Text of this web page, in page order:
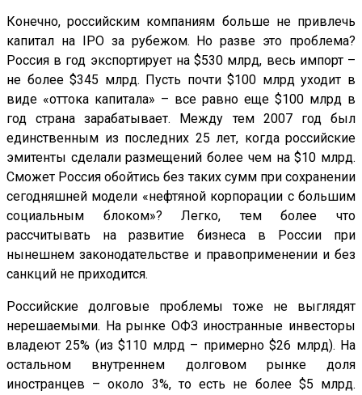
Конечно, российским компаниям больше не привлечь
капитал на IPO за рубежом. Но разве это проблема?
Россия в год экспортирует на $530 млрд, весь импорт –
не более $345 млрд. Пусть почти $100 млрд уходит в
виде «оттока капитала» – все равно еще $100 млрд в
год страна зарабатывает. Между тем 2007 год был
единственным из последних 25 лет, когда российские
эмитенты сделали размещений более чем на $10 млрд.
Сможет Россия обойтись без таких сумм при сохранении
сегодняшней модели «нефтяной корпорации с большим
социальным блоком»? Легко, тем более что
рассчитывать на развитие бизнеса в России при
нынешнем законодательстве и правоприменении и без
санкций не приходится.
Российские долговые проблемы тоже не выглядят
нерешаемыми. На рынке ОФЗ иностранные инвесторы
владеют 25% (из $110 млрд – примерно $26 млрд). На
остальном внутреннем долговом рынке доля
иностранцев – около 3%, то есть не более $5 млрд.